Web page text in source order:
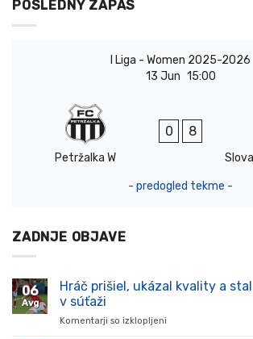
POSLEDNÝ ZÁPAS
I Liga - Women 2025-2026
13 Jun 15:00
Petržalka W
0 8
- predogled tekme -
ZADNJE OBJAVE
06
Avg
Hráč prišiel, ukázal kvality a
v súťaži
Komentarji so izklopljeni